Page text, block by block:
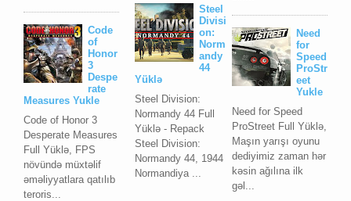
Code
of
Honor
3
Despe
rate
Measures Yukle
Code of Honor 3
Desperate Measures
Full Yüklə, FPS
növündə müxtəlif
əməliyyatlara qatılıb
teroris...
Need
for
Speed
ProStr
eet
Yukle
Need for Speed
ProStreet Full Yüklə,
Maşın yarışı oyunu
dediyimiz zaman hər
kəsin ağılına ilk
gəl...
Steel
Divisi
on:
Norm
andy
44
Yüklə
Steel Division:
Normandy 44 Full
Yüklə - Repack
Steel Division:
Normandy 44, 1944
Normandiya ...